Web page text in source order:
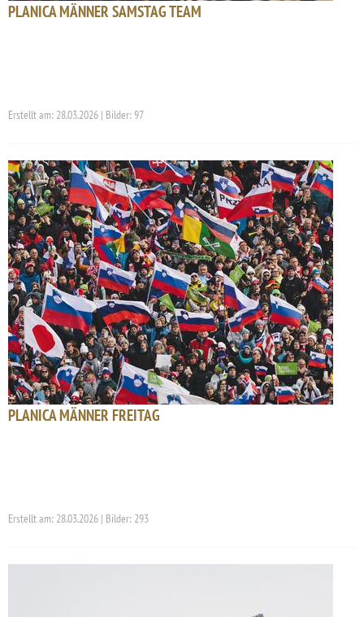
PLANICA MÄNNER SAMSTAG TEAM
Erstellt am: 28.03.2026 | Bilder: 97
PLANICA MÄNNER FREITAG
Erstellt am: 28.03.2026 | Bilder: 293